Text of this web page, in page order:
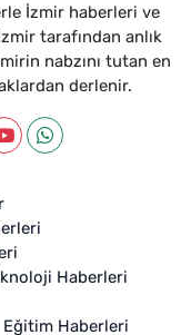
İzmir haberleri ve
tarafından anlık
nabzını tutan en
derlenir.
Haberleri
Eğitim Haberleri